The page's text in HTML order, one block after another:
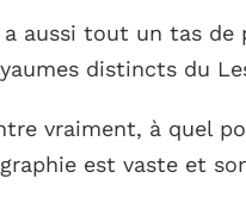
aussi tout un tas
distincts du
vraiment, à quel
est vaste et